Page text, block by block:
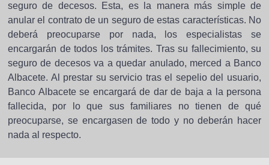
seguro de decesos. Esta, es la manera más simple de
anular el contrato de un seguro de estas características. No
deberá preocuparse por nada, los especialistas se
encargarán de todos los trámites. Tras su fallecimiento, su
seguro de decesos va a quedar anulado, merced a Banco
Albacete. Al prestar su servicio tras el sepelio del usuario,
Banco Albacete se encargará de dar de baja a la persona
fallecida, por lo que sus familiares no tienen de qué
preocuparse, se encargasen de todo y no deberán hacer
nada al respecto.